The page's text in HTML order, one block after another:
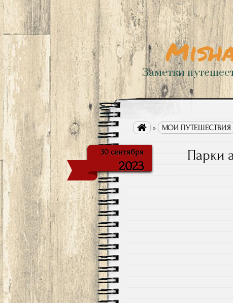
Заметки
 » МОИ ПУТЕШЕСТВИЯ
30 сентября
2023
Парки